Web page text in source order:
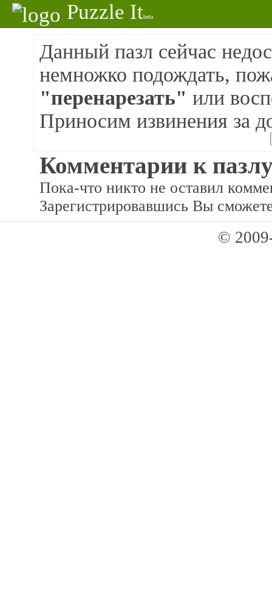
Puzzle Itbeta
Данный пазл сейчас
немножко подождать,
"перенарезать" или
Приносим извинения за
Комментарии к
Пока-что никто не оставил
Зарегистрировавшись Вы
©